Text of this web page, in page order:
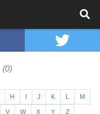
(0)
H J K L M
V W X Y Z